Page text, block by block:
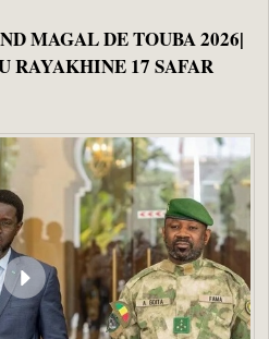
MAGAL DE TOUBA 2026|
RAYAKHINE 17 SAFAR